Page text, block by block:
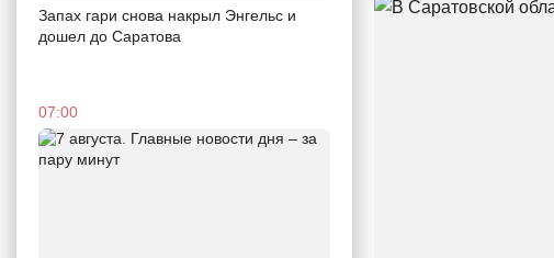
Запах гари снова накрыл Энгельс и
дошел до Саратова
07:00